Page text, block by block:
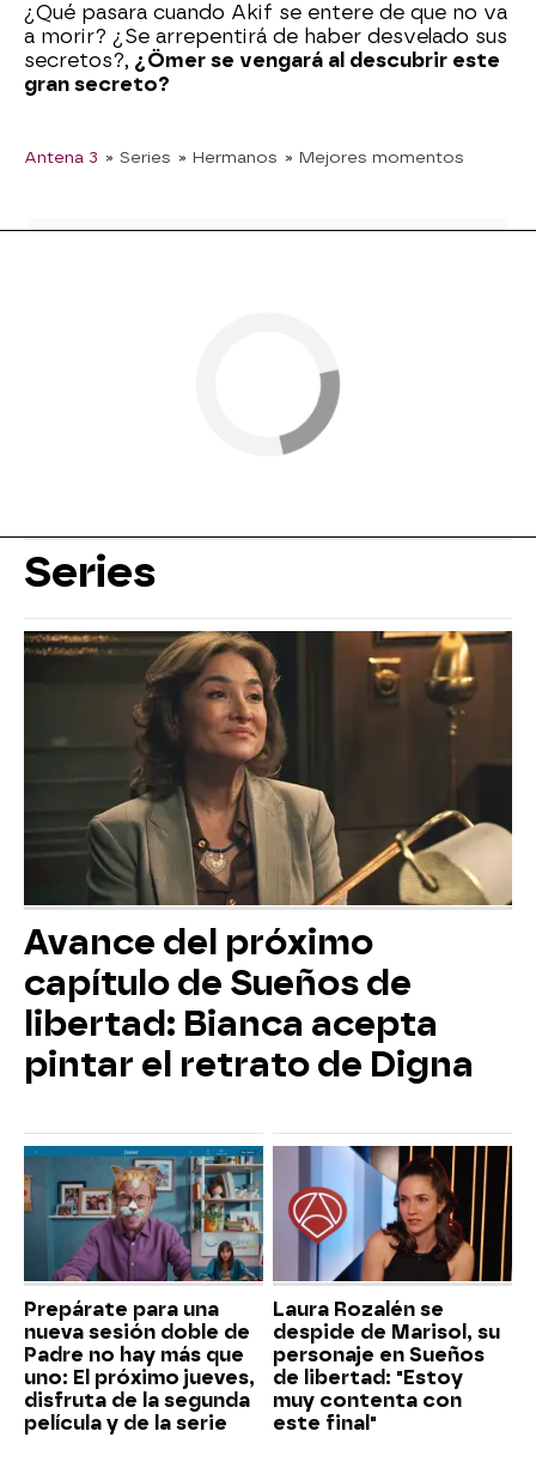
¿Qué pasara cuando Akif se entere de que no va
a morir? ¿Se arrepentirá de haber desvelado sus
secretos?, ¿Ömer se vengará al descubrir este
gran secreto?
Antena 3 » Series » Hermanos » Mejores momentos
Series
Avance del próximo
capítulo de Sueños de
libertad: Bianca acepta
pintar el retrato de Digna
Prepárate para una
nueva sesión doble de
Padre no hay más que
uno: El próximo jueves,
disfruta de la segunda
película y de la serie
Laura Rozalén se
despide de Marisol, su
personaje en Sueños
de libertad: "Estoy
muy contenta con
este final"